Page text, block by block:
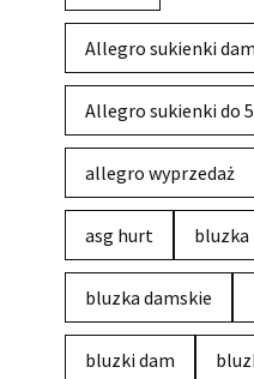
Allegro sukienki
Allegro sukienki do
allegro wyprzedaż
asg hurt bluzka
bluzka damskie
bluzki dam